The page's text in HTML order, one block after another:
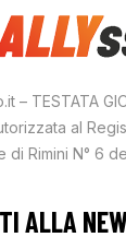
– TESTATA
al
di Rimini N° 6
ALLA